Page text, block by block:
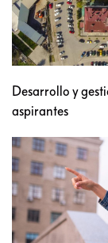
Desarrollo y
aspirantes